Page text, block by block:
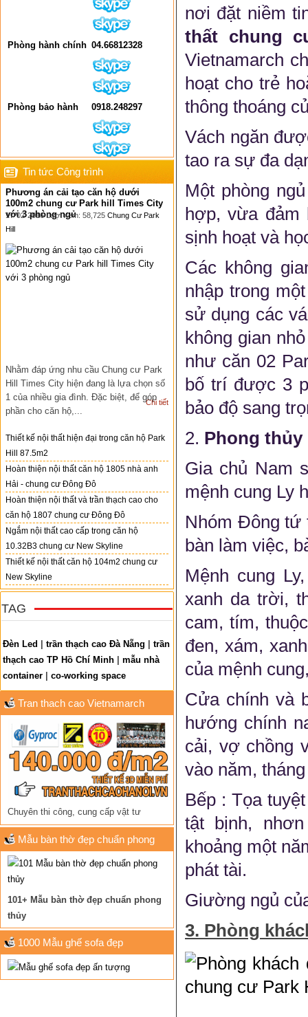
Phòng hành chính 04.66812328
Phòng bảo hành 0918.248297
Tin tức Công trình
Phương án cải tạo căn hộ dưới
100m2 chung cư Park hill Times City
với 3 phòng ngủ
17-02-2016 Lượt xem: 58,725 Chung Cư Park
Hill
Nhằm đáp ứng nhu cầu Chung cư Park
Hill Times City hiện đang là lựa chọn số
1 của nhiều gia đình. Đặc biệt, để góp
phần cho căn hộ,...
Chi tiết
Thiết kế nội thất hiện đại trong căn hộ Park
Hill 87.5m2
Hoàn thiện nội thất căn hộ 1805 nhà anh
Hải - chung cư Đông Đô
Hoàn thiện nội thất và trần thạch cao cho
căn hộ 1807 chung cư Đông Đô
Ngắm nội thất cao cấp trong căn hộ
10.32B3 chung cư New Skyline
Thiết kế nội thất căn hộ 104m2 chung cư
New Skyline
TAG
Đèn Led trần thạch cao Đà Nẵng
trần
thạch cao TP Hồ Chí Minh
mẫu nhà
container
co-working space
Tran thach cao Vietnamarch
Chuyên thi công, cung cấp vật tư
Mẫu bàn thờ đẹp chuẩn phong
thủy
101+ Mẫu bàn thờ đẹp chuẩn phong
thủy
1000 Mẫu ghế sofa đẹp
nơi đặt niềm
thất chung
Vietnamarch
hoạt cho trẻ
thông thoáng
Vách ngăn
tao ra sự đa
Một phòng
hợp, vừa đảm
sịnh hoạt và
Các không
nhập trong
sử dụng các
không gian
như căn 02
bố trí được 3
bảo độ sang
2. Phong thủy
Gia chủ Nam
mệnh cung Ly
Nhóm Đông tứ
bàn làm việc,
Mệnh cung
xanh da trời,
cam, tím,
đen, xám,
của mệnh
Cửa chính và
hướng chính
cải, vợ chồng
vào năm,
Bếp : Tọa
tật bịnh,
khoảng một
phát tài.
Giường ngủ
3. Phòng